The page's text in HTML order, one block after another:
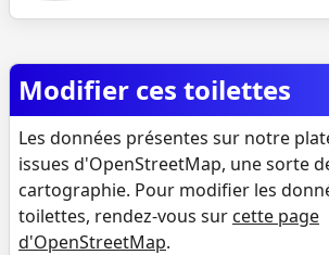
Modifier ces toilettes
Les données présentes sur notre
issues d'OpenStreetMap, une sorte
cartographie. Pour modifier les
toilettes, rendez-vous sur cette page
d'OpenStreetMap.